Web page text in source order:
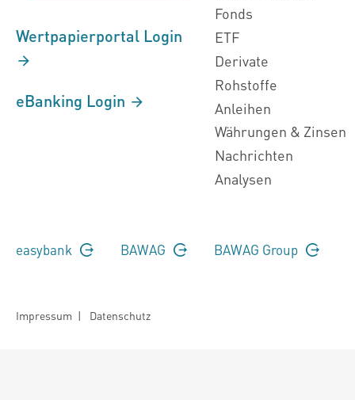
Wertpapierportal Login
eBanking Login
Fonds
ETF
Derivate
Rohstoffe
Anleihen
Währungen & Zinsen
Nachrichten
Analysen
easybank BAWAG BAWAG Group
Impressum | Datenschutz